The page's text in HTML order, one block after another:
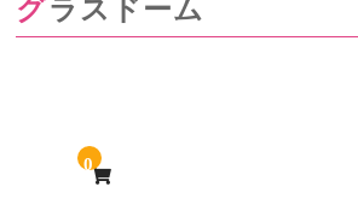
グラスドーム
0